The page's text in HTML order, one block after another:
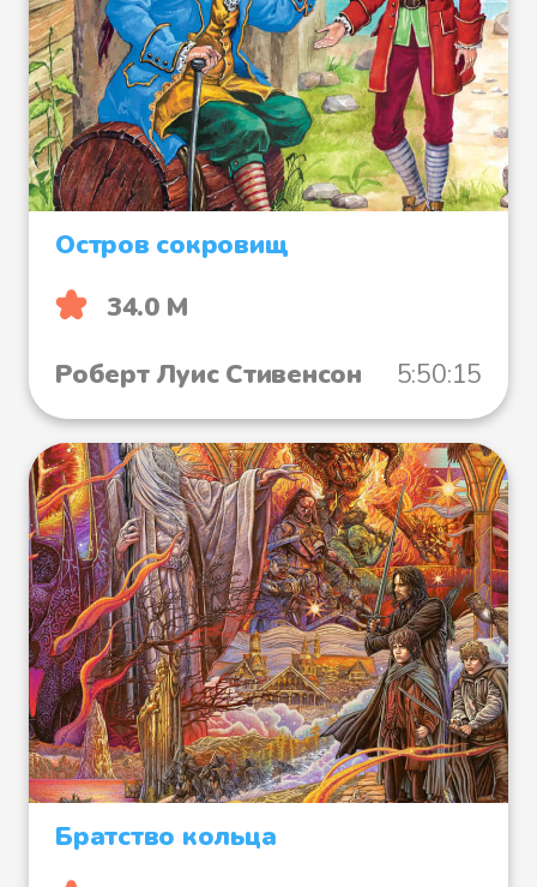
Остров сокровищ
34.0 М
Роберт Луис Стивенсон
5:50:15
Братство кольца